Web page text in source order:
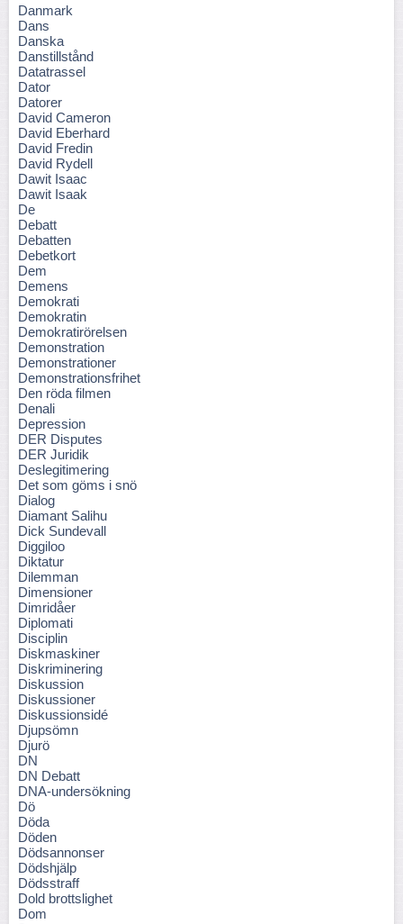
Danmark
Dans
Danska
Danstillstånd
Datatrassel
Dator
Datorer
David Cameron
David Eberhard
David Fredin
David Rydell
Dawit Isaac
Dawit Isaak
De
Debatt
Debatten
Debetkort
Dem
Demens
Demokrati
Demokratin
Demokratirörelsen
Demonstration
Demonstrationer
Demonstrationsfrihet
Den röda filmen
Denali
Depression
DER Disputes
DER Juridik
Deslegitimering
Det som göms i snö
Dialog
Diamant Salihu
Dick Sundevall
Diggiloo
Diktatur
Dilemman
Dimensioner
Dimridåer
Diplomati
Disciplin
Diskmaskiner
Diskriminering
Diskussion
Diskussioner
Diskussionsidé
Djupsömn
Djurö
DN
DN Debatt
DNA-undersökning
Dö
Döda
Döden
Dödsannonser
Dödshjälp
Dödsstraff
Dold brottslighet
Dom